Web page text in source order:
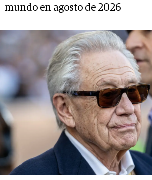
mundo en agosto de 2026